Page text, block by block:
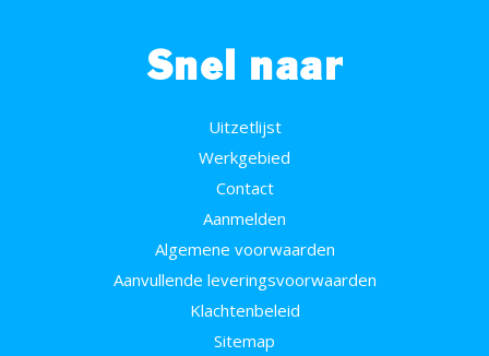
Snel naar
Uitzetlijst
Werkgebied
Contact
Aanmelden
Algemene voorwaarden
Aanvullende leveringsvoorwaarden
Klachtenbeleid
Sitemap